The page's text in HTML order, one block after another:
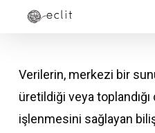
content
Verilerin, merkezi bir
üretildiği veya
işlenmesini sağlayan